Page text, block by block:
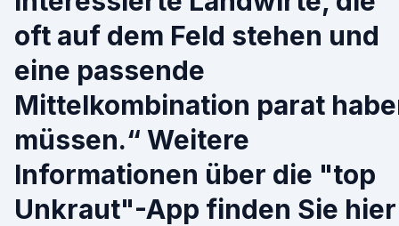
oft auf dem Feld stehen und
eine passende
Mittelkombination parat
müssen.“ Weitere
Informationen über die "top
Unkraut"-App finden Sie